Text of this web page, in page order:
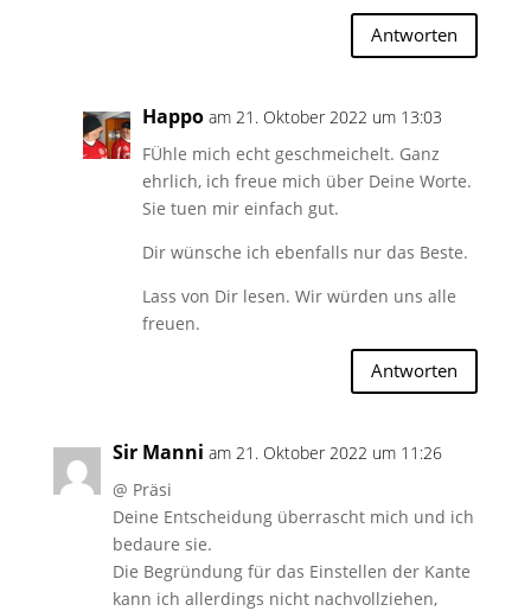
Antworten
Happo am 21. Oktober 2022 um 13:03
FÜhle mich echt geschmeichelt. Ganz
ehrlich, ich freue mich über Deine Worte.
Sie tuen mir einfach gut.
Dir wünsche ich ebenfalls nur das Beste.
Lass von Dir lesen. Wir würden uns alle
freuen.
Antworten
Sir Manni am 21. Oktober 2022 um 11:26
@ Präsi
Deine Entscheidung überrascht mich und ich
bedaure sie.
Die Begründung für das Einstellen der Kante
kann ich allerdings nicht nachvollziehen,